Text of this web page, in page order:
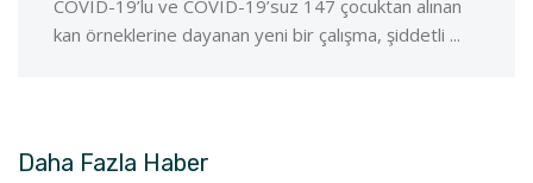
COVID-19’lu ve COVID-19’suz 147 çocuktan alınan
kan örneklerine dayanan yeni bir çalışma, şiddetli ...
Daha Fazla Haber